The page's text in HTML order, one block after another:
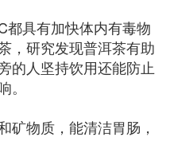
都具有加快体内有毒物
，研究发现普洱茶有助
的人坚持饮用还能防止
矿物质，能清洁胃肠，